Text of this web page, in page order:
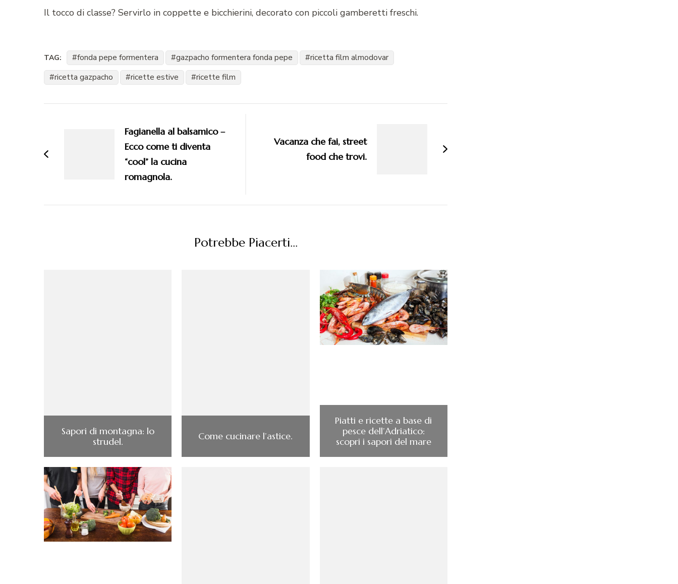
Il tocco di classe? Servirlo in coppette e bicchierini, decorato con piccoli gamberetti freschi.
TAG: fonda pepe formentera gazpacho formentera fonda pepe
ricetta film almodovar
ricetta gazpacho
ricette estive ricette film
Fagianella al balsamico –
Ecco come ti diventa
“cool” la cucina
romagnola.
Vacanza che fai, street
food che trovi.
Potrebbe Piacerti...
Sapori di montagna: lo
strudel.
Come cucinare l’astice.
Piatti e ricette a base di
pesce dell’Adriatico:
scopri i sapori del mare